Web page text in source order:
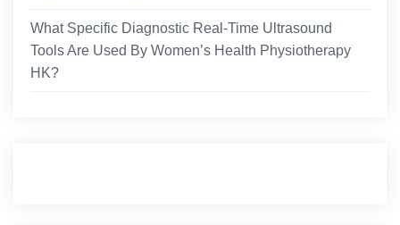
What Specific Diagnostic Real-Time Ultrasound
Tools Are Used By Women’s Health Physiotherapy
HK?